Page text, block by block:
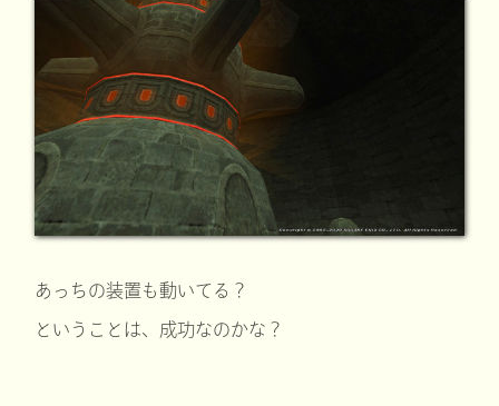
あっちの装置も動いてる？
ということは、成功なのかな？